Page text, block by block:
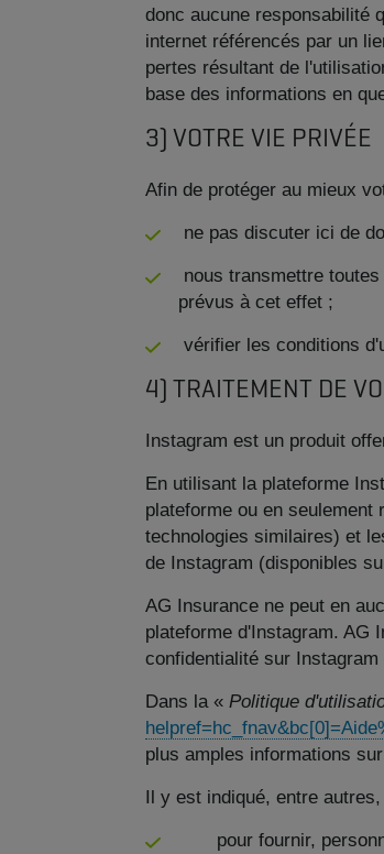
donc aucune responsabilité
internet référencés par un
pertes résultant de
base des informations en
3) VOTRE VIE PRIVÉE
Afin de protéger au mieux
ne pas discuter ici de
nous transmettre
prévus à cet effet ;
vérifier les conditions
4) TRAITEMENT DE
Instagram est un produit
En utilisant la plateforme
plateforme ou en
technologies similaires) et
de Instagram (disponibles
AG Insurance ne peut en
plateforme d'Instagram. AG
confidentialité sur Instagram
Dans la « Politique
plus amples informations
Il y est indiqué, entre
pour fournir,